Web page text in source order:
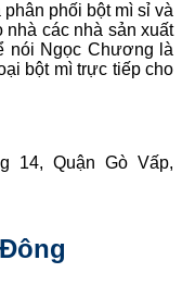
phân phối bột mì sỉ và
nhà các nhà sản xuất
nói Ngọc Chương là
bột mì trực tiếp cho
14, Quận Gò Vấp,